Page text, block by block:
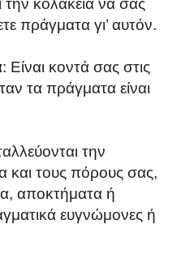
πράγματα γι’ αυτόν.
: Είναι κοντά σας στις
τα πράγματα είναι
την
και τους πόρους σας,
αποκτήματα ή
ευγνώμονες ή